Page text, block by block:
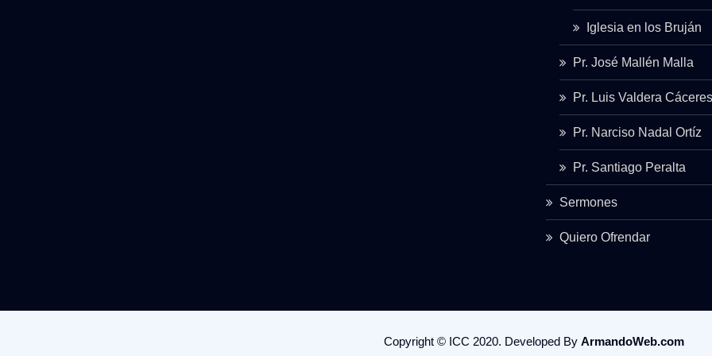
Iglesia en los Bruján
Pr. José Mallén Malla
Pr. Luis Valdera Cáceres
Pr. Narciso Nadal Ortíz
Pr. Santiago Peralta
Sermones
Quiero Ofrendar
Copyright © ICC 2020. Developed By ArmandoWeb.com